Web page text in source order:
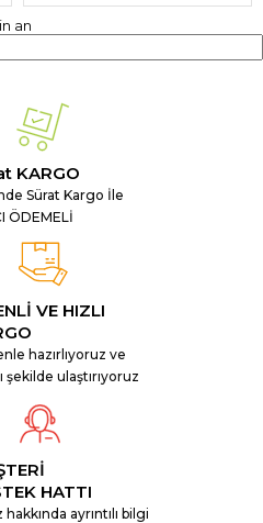
an
KARGO
Sürat Kargo İle
ÖDEMELİ
VE HIZLI
hazırlıyoruz ve
şekilde ulaştırıyoruz
HATTI
ayrıntılı bilgi